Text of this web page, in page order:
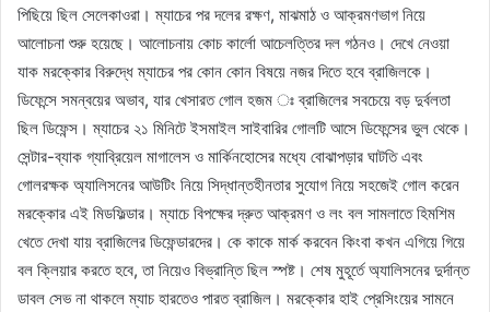
পিছিয়ে ছিল সেলেকাওরা। ম্যাচের পর দলের রক্ষণ, মাঝমাঠ ও আক্রমণভাগ নিয়ে
আলোচনা শুরু হয়েছে। আলোচনায় কোচ কার্লো আচেলত্তির দল গঠনও। দেখে নেওয়া
যাক মরক্কোর বিরুদ্ধে ম্যাচের পর কোন কোন বিষয়ে নজর দিতে হবে ব্রাজিলকে।
ডিফেন্সে সমন্বয়ের অভাব, যার খেসারত গোল হজম ঃ ব্রাজিলের সবচেয়ে বড় দুর্বলতা
ছিল ডিফেন্স। ম্যাচের ২১ মিনিটে ইসমাইল সাইবারির গোলটি আসে ডিফেন্সের ভুল থেকে।
সেন্টার-ব্যাক গ্যাব্রিয়েল মাগালেস ও মার্কিনহোসের মধ্যে বোঝাপড়ার ঘাটতি এবং
গোলরক্ষক অ্যালিসনের আউটিং নিয়ে সিদ্ধান্তহীনতার সুযোগ নিয়ে সহজেই গোল করেন
মরক্কোর এই মিডফিল্ডার। ম্যাচে বিপক্ষের দ্রুত আক্রমণ ও লং বল সামলাতে হিমশিম
খেতে দেখা যায় ব্রাজিলের ডিফেন্ডারদের। কে কাকে মার্ক করবেন কিংবা কখন এগিয়ে গিয়ে
বল ক্লিয়ার করতে হবে, তা নিয়েও বিভ্রান্তি ছিল স্পষ্ট। শেষ মুহূর্তে অ্যালিসনের দুর্দান্ত
ডাবল সেভ না থাকলে ম্যাচ হারতেও পারত ব্রাজিল। মরক্কোর হাই প্রেসিংয়ের সামনে